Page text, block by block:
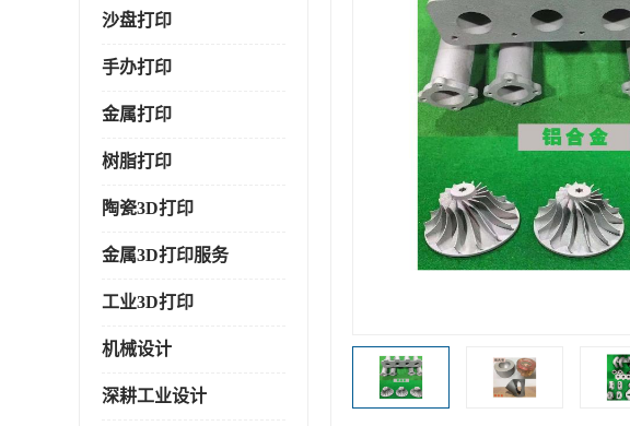
沙盘打印
手办打印
金属打印
树脂打印
陶瓷3D打印
金属3D打印服务
工业3D打印
机械设计
深耕工业设计